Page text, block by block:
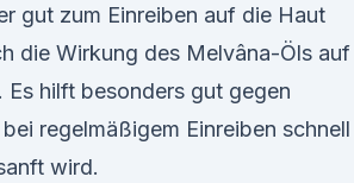
gut zum Einreiben auf die Haut
die Wirkung des Melvâna-Öls auf
Es hilft besonders gut gegen
regelmäßigem Einreiben schnell
wird.